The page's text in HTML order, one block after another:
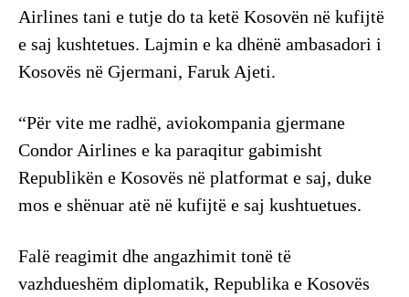
Airlines tani e tutje do ta ketë Kosovën në kufijtë
e saj kushtetues. Lajmin e ka dhënë ambasadori i
Kosovës në Gjermani, Faruk Ajeti.
“Për vite me radhë, aviokompania gjermane
Condor Airlines e ka paraqitur gabimisht
Republikën e Kosovës në platformat e saj, duke
mos e shënuar atë në kufijtë e saj kushtuetues.
Falë reagimit dhe angazhimit tonë të
vazhdueshëm diplomatik, Republika e Kosovës